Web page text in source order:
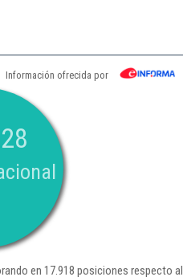
Información ofrecida por
en 17.918 posiciones respecto al